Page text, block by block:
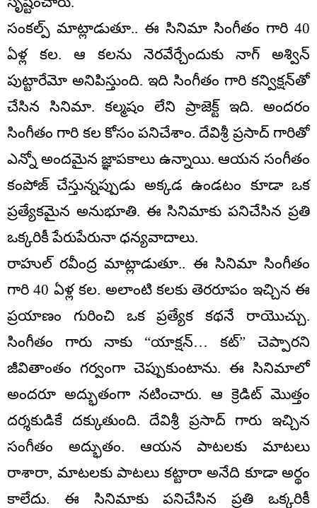
సంకల్ప్ మాట్లాడుతూ.. ఈ సినిమా సింగీతం గారి 40
ఏళ్ల కల. ఆ కలను నెరవేర్చేందుకు నాగ్ అశ్విన్
పుట్టారేమో అనిపిస్తుంది. ఇది సింగీతం గారి కన్విక్షన్‌తో
చేసిన సినిమా. కల్మషం లేని ప్రాజెక్ట్ ఇది. అందరం
సింగీతం గారి కల కోసం పనిచేశాం. దేవిశ్రీ ప్రసాద్ గారితో
ఎన్నో అందమైన జ్ఞాపకాలు ఉన్నాయి. ఆయన సంగీతం
కంపోజ్ చేస్తున్నప్పుడు అక్కడ ఉండటం కూడా ఒక
ప్రత్యేకమైన అనుభూతి. ఈ సినిమాకు పనిచేసిన ప్రతి
ఒక్కరికీ పేరుపేరునా ధన్యవాదాలు.
రాహుల్ రవీంద్ర మాట్లాడుతూ.. ఈ సినిమా సింగీతం
గారి 40 ఏళ్ల కల. అలాంటి కలకు తెరరూపం ఇచ్చిన ఈ
ప్రయాణం గురించి ఒక ప్రత్యేక కథనే రాయొచ్చు.
సింగీతం గారు నాకు “యాక్షన్… కట్” చెప్పారని
జీవితాంతం గర్వంగా చెప్పుకుంటాను. ఈ సినిమాలో
అందరూ అద్భుతంగా నటించారు. ఆ క్రెడిట్ మొత్తం
దర్శకుడికే దక్కుతుంది. దేవిశ్రీ ప్రసాద్ గారు ఇచ్చిన
సంగీతం అద్భుతం. ఆయన పాటలకు మాటలు
రాశారా, మాటలకు పాటలు కట్టారా అనేది కూడా అర్థం
కాలేదు. ఈ సినిమాకు పనిచేసిన ప్రతి ఒక్కరికీ